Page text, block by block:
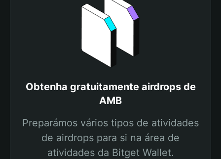
Obtenha gratuitamente airdrops de
AMB
Preparámos vários tipos de atividades
de airdrops para si na área de
atividades da Bitget Wallet.